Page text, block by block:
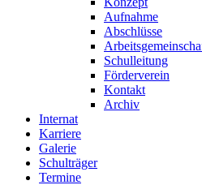
Aufnahme
Abschlüsse
Schulleitung
Förderverein
Kontakt
Archiv
Internat
Karriere
Galerie
Schulträger
Termine